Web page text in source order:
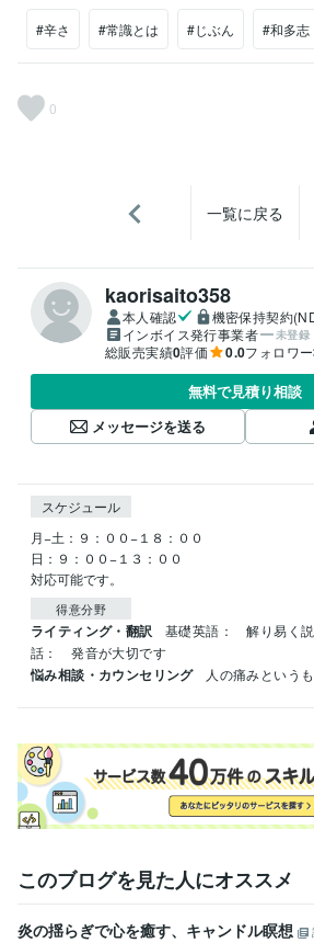
#辛さ #常識とは #じぶん #和多志
0
一覧に戻る
kaorisaito358
本人確認
機密保持契約
インボイス発行事業者
未登録
総販売実績0評価 0.0フォロワー
無料で見積り相談
メッセージを送る
スケジュール
月−土：９：００−１８：００
日：９：００−１３：００
対応可能です。
得意分野
ライティング・翻訳 基礎英語：　解り易く
話：　発音が大切です
悩み相談・カウンセリング 人の痛みという
このブログを見た人にオススメ
炎の揺らぎで心を癒す、キャンドル瞑想